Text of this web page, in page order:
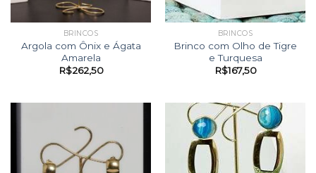
BRINCOS
Argola com Ônix e Ágata
Amarela
R$262,50
BRINCOS
Brinco com Olho de Tigre
e Turquesa
R$167,50